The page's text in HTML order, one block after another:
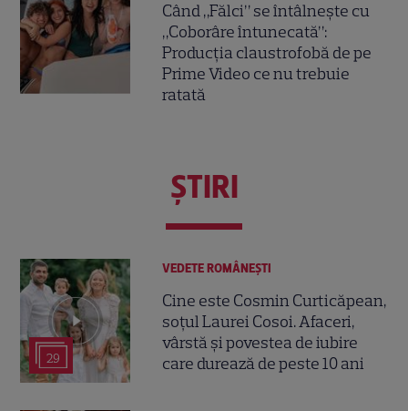
Când „Fălci” se întâlnește cu
„Coborâre întunecată”:
Producția claustrofobă de pe
Prime Video ce nu trebuie
ratată
ŞTIRI
29
VEDETE ROMÂNEŞTI
Cine este Cosmin Curticăpean,
soțul Laurei Cosoi. Afaceri,
vârstă și povestea de iubire
care durează de peste 10 ani